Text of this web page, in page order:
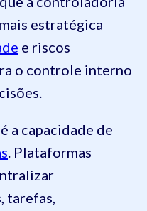
estratégica
e riscos
o controle interno
a capacidade de
. Plataformas
tarefas,